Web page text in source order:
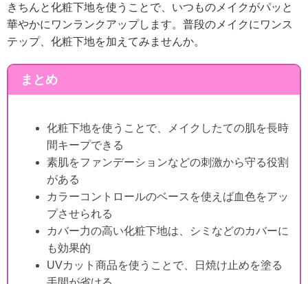
きちんと化粧下地を使うことで、いつものメイクがパッと
華やかにワンランクアップします。 普段のメイクにワンス
テップ、化粧下地を加えてみませんか。
まとめ
化粧下地を使うことで、メイクしたての肌を長時
間キープできる
素肌をファンデーションなどの刺激から守る役割
がある
カラーコントロールのベースを使えば血色をアッ
プさせられる
カバー力の高い化粧下地は、シミなどのカバーに
も効果的
UVカット商品を使うことで、日焼け止めを塗る